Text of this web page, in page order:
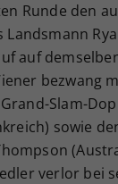
Runde den
auf
bezwang
Slam-
sowie
verlor bei